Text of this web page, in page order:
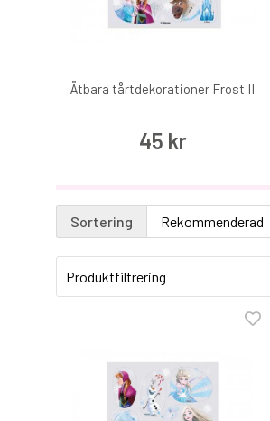
Ätbara tårtdekorationer Frost II
45 kr
Sortering
Produktfiltrering